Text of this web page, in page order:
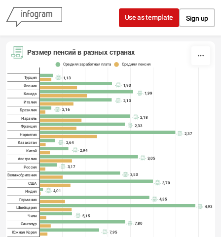
Skip to content
Use as template Sign up
Размер пенсий в разных странах
Средняя заработная плата Средняя пенсия
Турция
Япония
Канада
Италия
Бразилия
Израиль
Франция
Норвегия
Казахстан
Китай
Австралия
Россия
Великобритания
США
Индия
Германия
Швейцария
Чили
Сингапур
Южная Корея
1,13
1,93
1,99
2,13
2,16
2,18
2,33
2,37
2,64
2,94
3,05
3,17
3,53
3,70
4,01
4,35
4,93
5,15
7,80
7,95